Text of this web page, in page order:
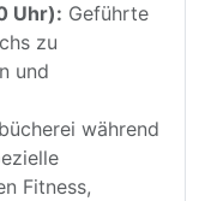
Uhr): Geführte
zu
und
während
Fitness,